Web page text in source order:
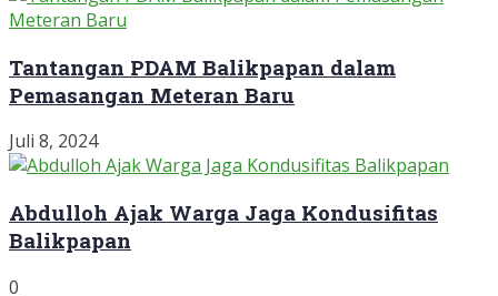
Tantangan PDAM Balikpapan dalam
Pemasangan Meteran Baru
Juli 8, 2024
Abdulloh Ajak Warga Jaga Kondusifitas
Balikpapan
0